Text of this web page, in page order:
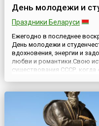
День молодежи и
Праздники Беларуси
Ежегодно в последнее
День молодежи и
вдохновения, энергии и
любви и романтики.Свою
существования СССР,